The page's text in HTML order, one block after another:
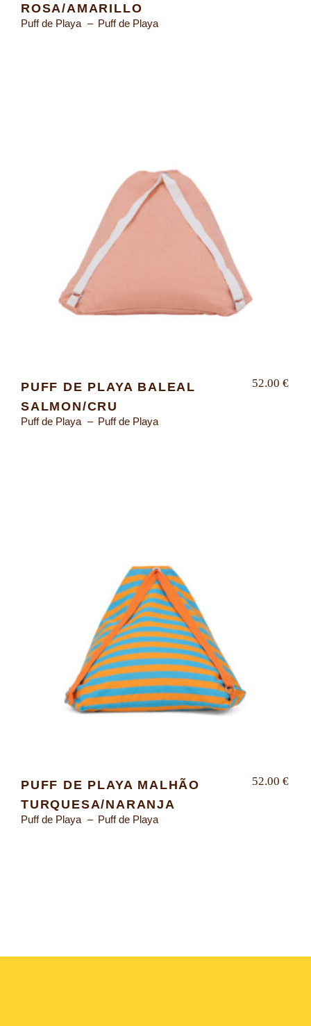
ROSA/AMARILLO
Puff de Playa Puff de Playa
PUFF DE PLAYA BALEAL
SALMON/CRU
Puff de Playa Puff de Playa
52.00 €
PUFF DE PLAYA MALHÃO
TURQUESA/NARANJA
Puff de Playa Puff de Playa
52.00 €